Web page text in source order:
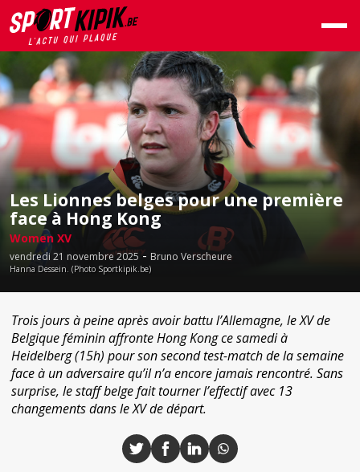
Les Lionnes belges pour une première
face à Hong Kong
Women XV
vendredi 21 novembre 2025 - Bruno Verscheure
Hanna Dessein. (Photo Sportkipik.be)
Trois jours à peine après avoir battu l’Allemagne, le XV de
Belgique féminin affronte Hong Kong ce samedi à
Heidelberg (15h) pour son second test-match de la semaine
face à un adversaire qu’il n’a encore jamais rencontré. Sans
surprise, le staff belge fait tourner l’effectif avec 13
changements dans le XV de départ.